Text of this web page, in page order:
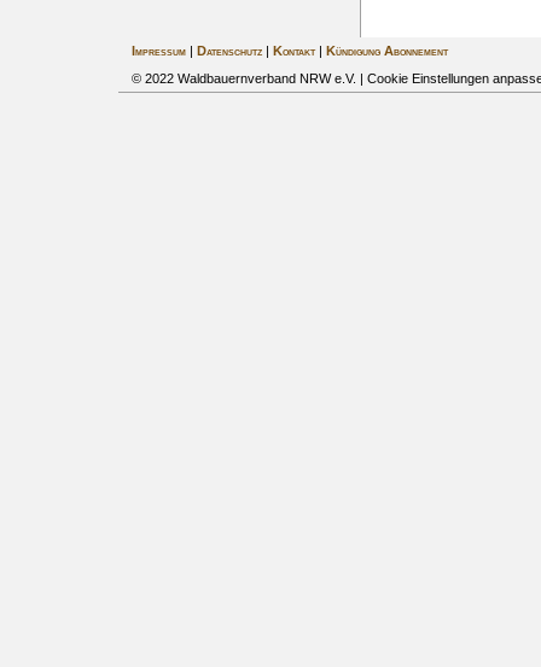
Impressum| Datenschutz| Kontakt|
Kündigung Abonnement
© 2022 Waldbauernverband NRW e.V. | Cookie Einstellungen